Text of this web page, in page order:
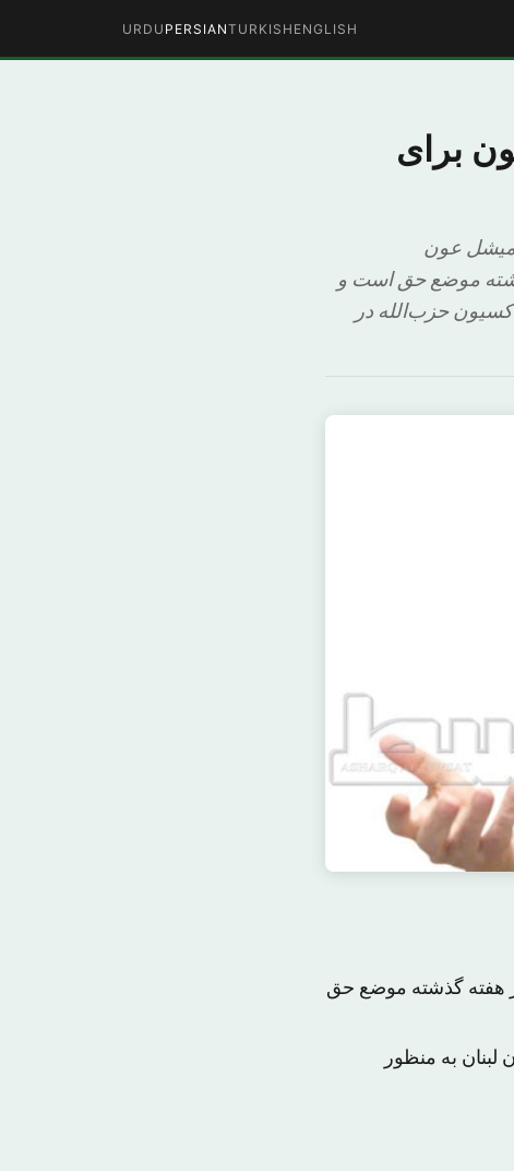
ENGLISH
TURKISH
PERSIAN
URDU
برای
میشل عون
موضع حق است و
حزب‌‌الله در
هفته گذشته موضع حق
به منظور